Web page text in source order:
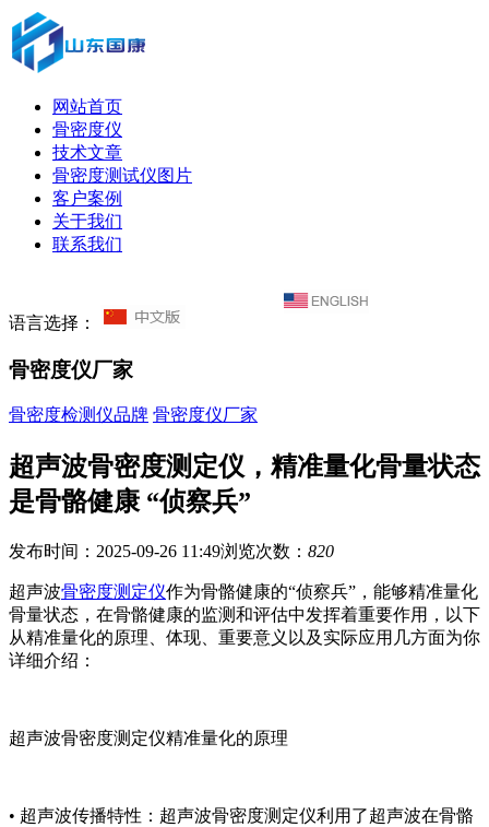
网站首页
骨密度仪
技术文章
骨密度测试仪图片
客户案例
关于我们
联系我们
语言选择：
骨密度仪厂家
骨密度检测仪品牌 骨密度仪厂家
超声波骨密度测定仪，精准量化骨量状态
是骨骼健康 “侦察兵”
发布时间：2025-09-26 11:49浏览次数： 820
超声波骨密度测定仪作为骨骼健康的“侦察兵”，能够精准量化
骨量状态，在骨骼健康的监测和评估中发挥着重要作用，以下
从精准量化的原理、体现、重要意义以及实际应用几方面为你
详细介绍：
超声波骨密度测定仪精准量化的原理
• 超声波传播特性：超声波骨密度测定仪利用了超声波在骨骼